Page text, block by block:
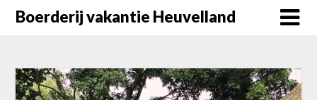
Doorgaan
naar
Boerderij vakantie Heuvelland